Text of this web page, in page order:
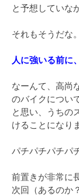
と予想していな
それもそうだな。
人に強いる前に
なーんて、高尚
のバイクについ
と思い、うちの
けることになり
パチパチパチパ
前置きが非常に
次回（あるのか